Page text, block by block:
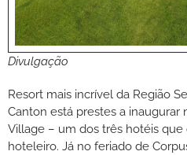
Divulgação
Resort mais incrível da Região
Canton está prestes a inaugurar
Village – um dos três hotéis
hoteleiro. Já no feriado de